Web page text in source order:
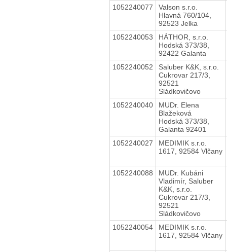
1052240077
Valson s.r.o.
Hlavná 760/104,
92523 Jelka
1052240053
HÁTHOR, s.r.o.
Hodská 373/38,
92422 Galanta
1052240052
Saluber K&K, s.r.o.
Cukrovar 217/3,
92521
Sládkovičovo
1052240040
MUDr. Elena
Blažeková
Hodská 373/38,
Galanta 92401
1052240027
MEDIMIK s.r.o.
1617, 92584 Vlčany
1052240088
MUDr. Kubáni
Vladimír, Saluber
K&K, s.r.o.
Cukrovar 217/3,
92521
Sládkovičovo
1052240054
MEDIMIK s.r.o.
1617, 92584 Vlčany